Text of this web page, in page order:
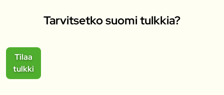
Tarvitsetko suomi tulkkia?
Tilaa
tulkki